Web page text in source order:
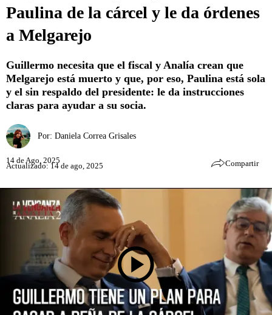
Paulina de la cárcel y le da órdenes
a Melgarejo
Guillermo necesita que el fiscal y Analía crean que
Melgarejo está muerto y que, por eso, Paulina está sola
y el sin respaldo del presidente: le da instrucciones
claras para ayudar a su socia.
Por: Daniela Correa Grisales
14 de Ago, 2025
Actualizado: 14 de ago, 2025 Compartir